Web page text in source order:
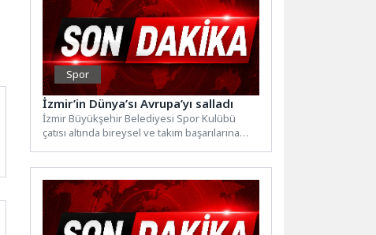
Spor
İzmir’in Dünya’sı Avrupa’yı salladı
İzmir Büyükşehir Belediyesi Spor Kulübü
çatısı altında bireysel ve takım başarılarına